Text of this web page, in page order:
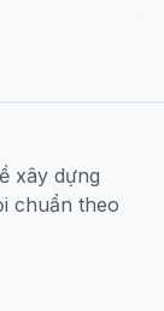
xây dựng
chuẩn theo